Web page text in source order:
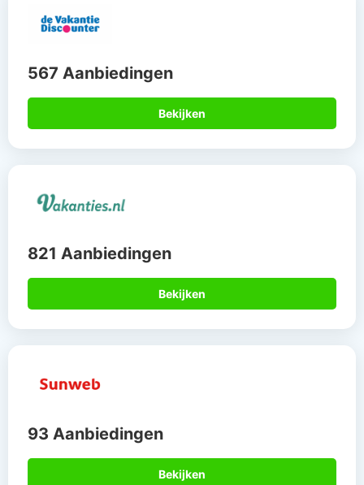
567 Aanbiedingen
Bekijken
821 Aanbiedingen
Bekijken
93 Aanbiedingen
Bekijken